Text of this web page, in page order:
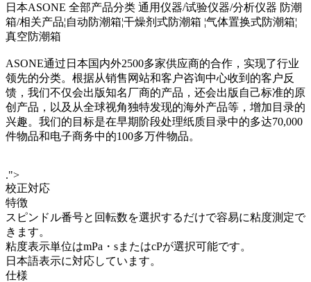
日本ASONE 全部产品分类 通用仪器/试验仪器/分析仪器 防潮
箱/相关产品¦自动防潮箱¦干燥剂式防潮箱 ¦气体置换式防潮箱¦
真空防潮箱
ASONE通过日本国内外2500多家供应商的合作，实现了行业
领先的分类。根据从销售网站和客户咨询中心收到的客户反
馈，我们不仅会出版知名厂商的产品，还会出版自己标准的原
创产品，以及从全球视角独特发现的海外产品等，增加目录的
兴趣。我们的目标是在早期阶段处理纸质目录中的多达70,000
件物品和电子商务中的100多万件物品。
.">
校正対応
特徴
スピンドル番号と回転数を選択するだけで容易に粘度測定で
きます。
粘度表示単位はmPa・sまたはcPが選択可能です。
日本語表示に対応しています。
仕様